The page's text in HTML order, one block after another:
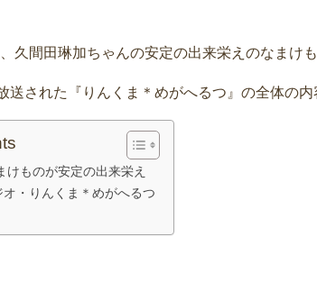
久間田琳加ちゃんの安定の出来栄えのなまけ
送された『りんくま＊めがへるつ』の全体の内
けものが安定の出来栄え
・りんくま＊めがへるつ